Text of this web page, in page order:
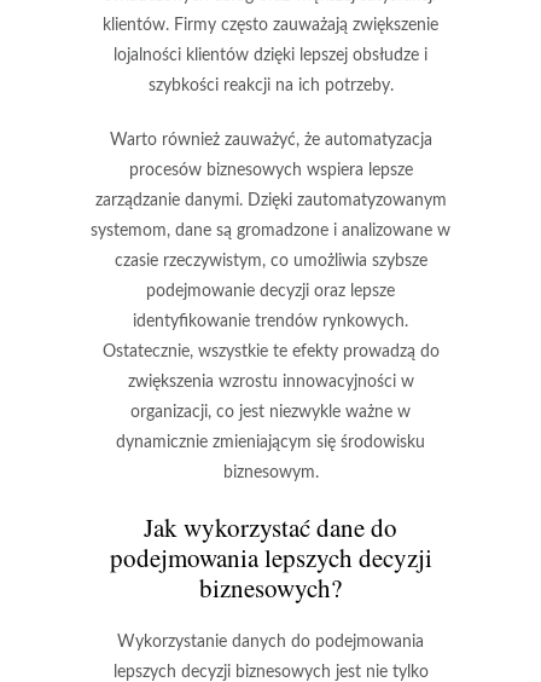
klientów. Firmy często zauważają zwiększenie
lojalności klientów dzięki lepszej obsłudze i
szybkości reakcji na ich potrzeby.
Warto również zauważyć, że automatyzacja
procesów biznesowych wspiera lepsze
zarządzanie danymi. Dzięki zautomatyzowanym
systemom, dane są gromadzone i analizowane w
czasie rzeczywistym, co umożliwia szybsze
podejmowanie decyzji oraz lepsze
identyfikowanie trendów rynkowych.
Ostatecznie, wszystkie te efekty prowadzą do
zwiększenia wzrostu innowacyjnościw
organizacji, co jest niezwykle ważne w
dynamicznie zmieniającym się środowisku
biznesowym.
Jak wykorzystać dane do
podejmowania lepszych decyzji
biznesowych?
Wykorzystanie danych do podejmowania
lepszych decyzji biznesowych jest nie tylko